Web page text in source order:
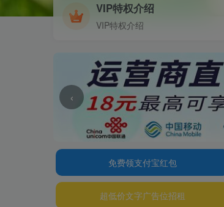
VIP特权介绍
VIP特权介绍
‹
免费领支付宝红包
超低价文字广告位招租